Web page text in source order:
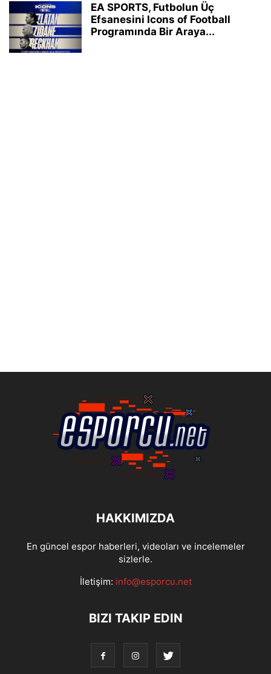
EA SPORTS, Futbolun Üç
Efsanesini Icons of Football
Programında Bir Araya...
HAKKIMIZDA
En güncel espor haberleri, videoları ve incelemeler
sizlerle.
İletişim: info@esporcu.net
BIZI TAKIP EDIN